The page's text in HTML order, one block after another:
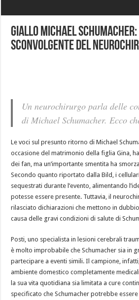
Giallo Michael Schumacher:
Sconvolgente Del
Un neurochirurgo parla delle
di Michael Schumacher. Ecco
Le voci sul presunto ritorno di Michael
occasione del matrimonio della figlia Gina,
dei fan, ma un’importante smentita ha
Secondo quanto riportato dalla Bild, i
sequestrati durante l’evento, alimentando
potesse essere presente. Tuttavia, il
rilasciato dichiarazioni che mettono in
causa delle gravi condizioni di salute di
Posti, uno specialista in lesioni cerebrali
è molto improbabile che Schumacher sia in
partecipare a eventi simili. Il campione,
ambiente domestico completamente
la sua vita quotidiana sia limitata a cure
specificato che Schumacher potrebbe